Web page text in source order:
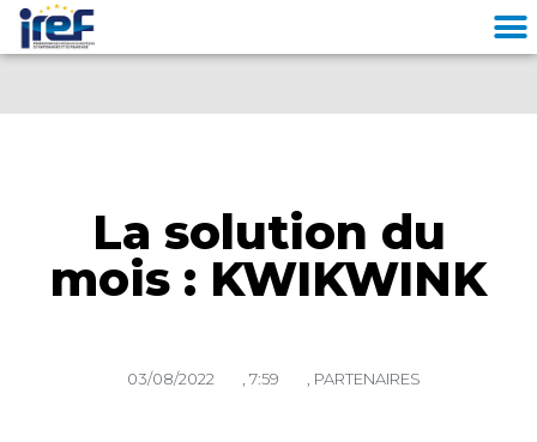
La solution du
mois : KWIKWINK
03/08/2022 7:59 PARTENAIRES
Cookies management panel